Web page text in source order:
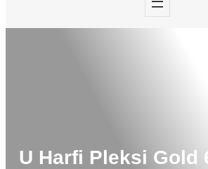
U Harfi Pleksi Gold